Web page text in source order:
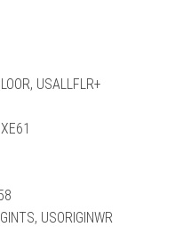
USALLFLR+
USORIGINWR